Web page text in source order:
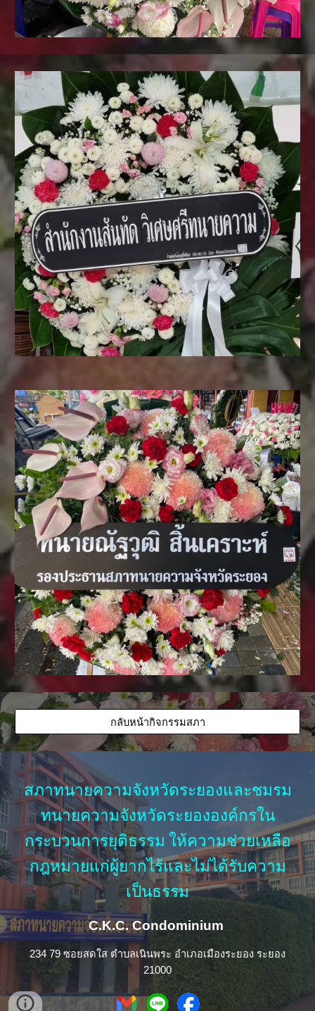
กลับหน้ากิจกรรมสภา
สภาทนายความจังหวัดระยองและชมรม
ทนายความจังหวัดระยององค์กรใน
กระบวนการยุติธรรม ให้ความช่วยเหลือ
กฎหมายแก่ผู้ยากไร้และไม่ได้รับความ
เป็นธรรม
C.K.C. Condominium
234 79 ซอยสดใส ตำบลเนินพระ อำเภอเมืองระยอง ระยอง
21000